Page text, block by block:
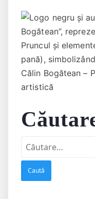
Călin Bogătean –
artistică
Caută